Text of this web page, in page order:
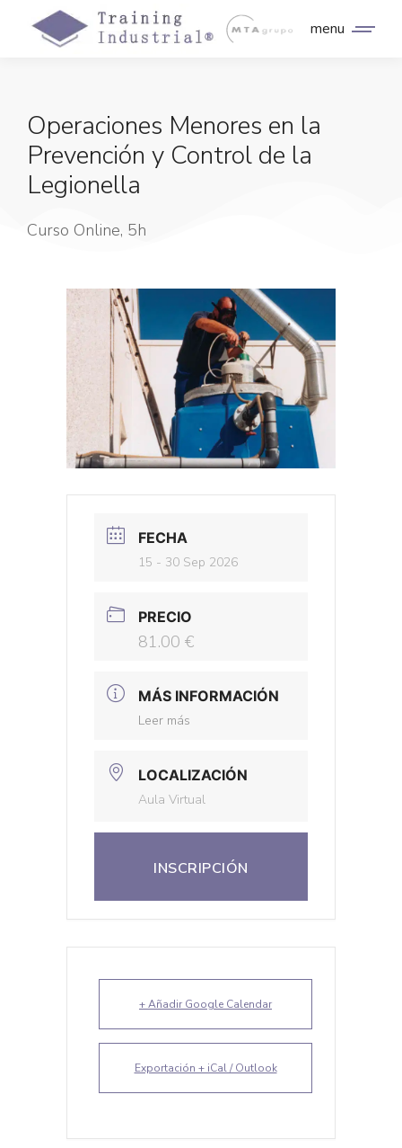
menu
Operaciones Menores en la
Prevención y Control de la
Legionella
Curso Online, 5h
FECHA
15 - 30 Sep 2026
PRECIO
81.00 €
MÁS INFORMACIÓN
Leer más
LOCALIZACIÓN
Aula Virtual
INSCRIPCIÓN
+ Añadir Google Calendar
Exportación + iCal / Outlook